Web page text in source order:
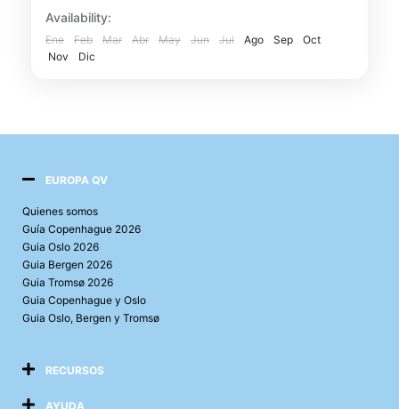
tour en español por su casco histórico.
Acompañado por un guía profesional,...
Cambridge, Inglaterra
Availability:
Ene Feb Mar Abr May Jun Jul Ago Sep
Oct
Nov
Dic
EUROPA QV
Quienes somos
Guía Copenhague 2026
Guia Oslo 2026
Guia Bergen 2026
Guia Tromsø 2026
Guia Copenhague y Oslo
Guia Oslo, Bergen y Tromsø
RECURSOS
AYUDA